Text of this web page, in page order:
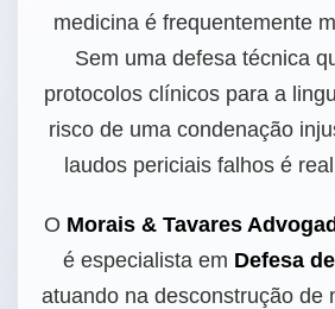
medicina é frequentemente
Sem uma defesa técnica
protocolos clínicos para a
risco de uma condenação
laudos periciais falhos é
O Morais & Tavares
é especialista em Defesa
atuando na desconstrução de